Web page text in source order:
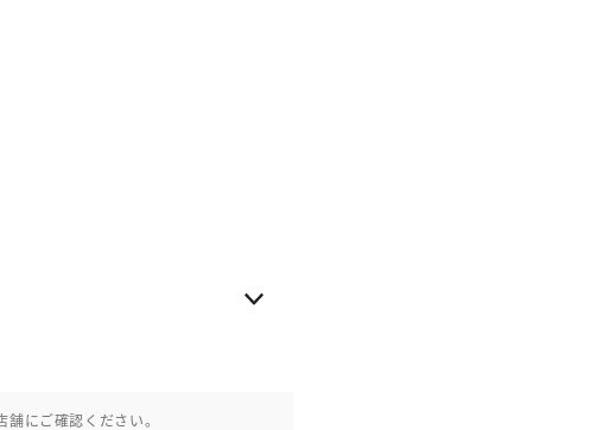
にご確認ください。